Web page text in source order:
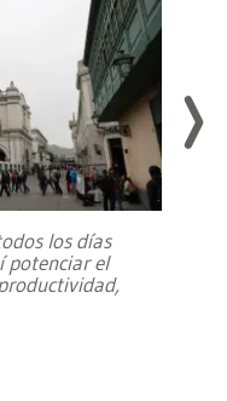
los días
potenciar el